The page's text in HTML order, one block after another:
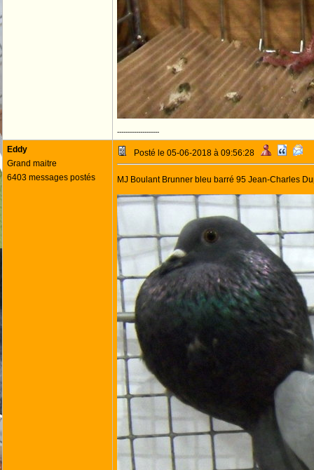
--------------------
Eddy
Grand maitre
6403 messages postés
Posté le 05-06-2018 à 09:56:28
MJ Boulant Brunner bleu barré 95 Jean-Charles